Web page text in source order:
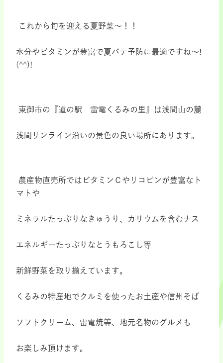
これから旬を迎える夏野菜～！！
水分やビタミンが豊富で夏バテ予防に最適ですね～!
(^^)!
東御市の『道の駅 雷電くるみの里』は浅間山の麓
浅間サンライン沿いの景色の良い場所にあります。
農産物直売所ではビタミンＣやリコピンが豊富なト
マトや
ミネラルたっぷりなきゅうり、カリウムを含むナス
エネルギーたっぷりなとうもろこし等
新鮮野菜を取り揃えています。
くるみの特産地でクルミを使ったお土産や信州そば
ソフトクリーム、雷電焼等、地元名物のグルメも
お楽しみ頂けます。